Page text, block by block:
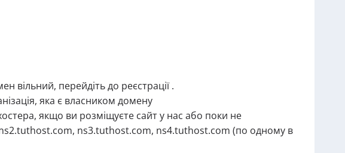
вільний, перейдіть до реєстрації .
яка є власником домену
якщо ви розміщуєте сайт у нас або поки не
ns3.tuthost.com, ns4.tuthost.com (по одному в